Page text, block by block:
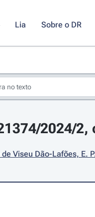
Lia Sobre o DR
2024/2,
Viseu Dão-Lafões, E.